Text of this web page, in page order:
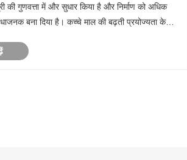
की गुणवत्ता में और सुधार किया है और निर्माण को अधिक
बना दिया है। कच्चे माल की बढ़ती प्रयोज्यता के